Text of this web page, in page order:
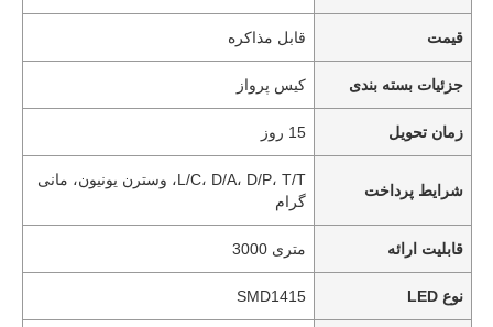
قیمت قابل مذاکره
جزئیات بسته بندی کیس پرواز
زمان تحویل 15 روز
شرایط پرداخت
L/C، D/A، D/P، T/T، وسترن یونیون، مانی
گرام
قابلیت ارائه متری 3000
نوع LED SMD1415